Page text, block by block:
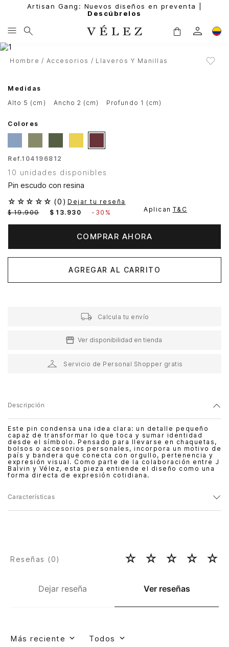
Artisan Gang: Nuevos diseños en preventa |
Descúbrelos
Hombre Accesorios Llaveros Y Manillas
Medidas
alto 5 (cm)
ancho 2 (cm) profundo 1 (cm)
Colores
Ref.104196812
10 unidades disponibles
Pin escudo con resina
☆ ☆ ☆ ☆ ☆ (0 ) Dejar tu reseña
$ 19.900 $ 13. 930 - 30% Aplican T&C
COMPRAR AHORA
AGREGAR AL CARRITO
Calcula tu envío
Ver disponibilidad en tienda
Servicio de Personal Shopper gratis
Descripción
Este pin condensa una idea clara: un detalle pequeño
capaz de transformar lo que toca y sumar identidad
desde el símbolo. Pensado para llevarse en chaquetas,
bolsos o accesorios personales, incorpora un motivo de
país y bandera que conecta con orgullo, pertenencia y
expresión visual. Como parte de la colaboración entre J
Balvin y Vélez, esta pieza entiende el diseño como una
forma directa de expresión cotidiana.
Características
Dejar reseña Ver reseñas
Reseñas (0) ☆ ☆ ☆ ☆ ☆
Más reciente Todos